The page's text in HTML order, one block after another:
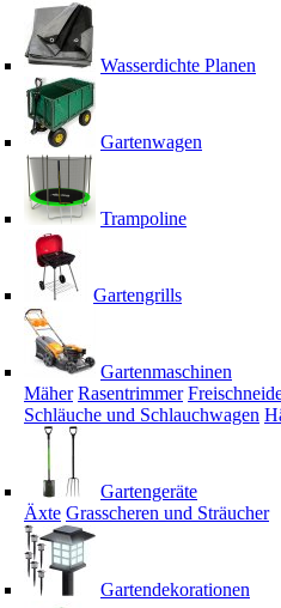
Wasserdichte Planen
Gartenwagen
Trampoline
Gartengrills
Gartenmaschinen
Mäher Rasentrimmer
Schläuche und Schlauchwagen
Gartengeräte
Äxte Grasscheren und Sträucher
Gartendekorationen